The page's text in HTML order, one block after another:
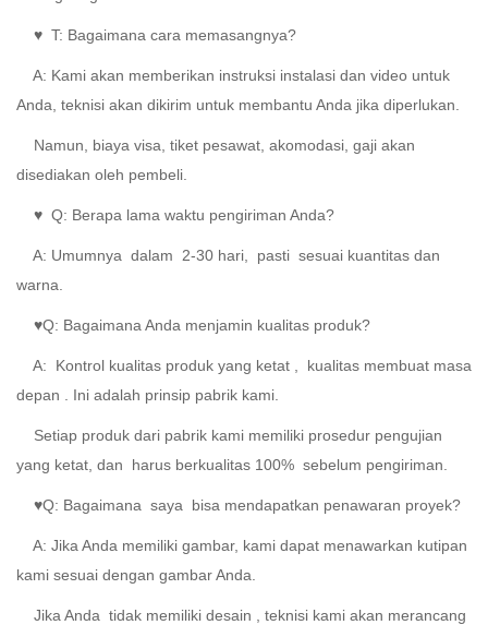
♥ T: Bagaimana cara memasangnya?
A: Kami akan memberikan instruksi instalasi dan video untuk
Anda, teknisi akan dikirim untuk membantu Anda jika diperlukan.
Namun, biaya visa, tiket pesawat, akomodasi, gaji akan
disediakan oleh pembeli.
♥ Q: Berapa lama waktu pengiriman Anda?
A: Umumnya dalam 2-30 hari, pasti sesuai kuantitas dan
warna.
♥Q: Bagaimana Anda menjamin kualitas produk?
A: Kontrol kualitas produk yang ketat
kualitas membuat masa
depan
. Ini adalah prinsip pabrik kami.
Setiap produk dari pabrik kami memiliki prosedur pengujian
yang ketat, dan
harus berkualitas 100% sebelum pengiriman.
♥Q: Bagaimana saya bisa mendapatkan penawaran proyek?
A: Jika Anda memiliki gambar, kami dapat menawarkan kutipan
kami sesuai dengan gambar Anda.
Jika Anda tidak memiliki desain
, teknisi kami akan merancang